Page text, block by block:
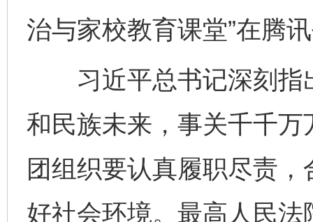
治与家校教育课堂”在腾
习近平总书记深刻指
和民族未来，事关千千
团组织要认真履职尽责
好社会环境。最高人民